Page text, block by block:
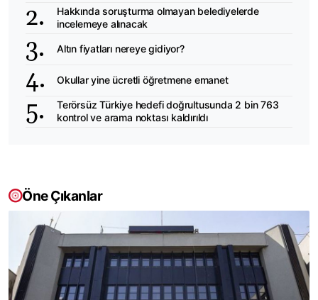
Hakkında soruşturma olmayan belediyelerde
incelemeye alınacak
Altın fiyatları nereye gidiyor?
Okullar yine ücretli öğretmene emanet
Terörsüz Türkiye hedefi doğrultusunda 2 bin 763
kontrol ve arama noktası kaldırıldı
Öne Çıkanlar